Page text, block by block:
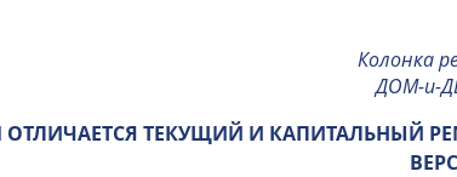
Колонка
ДОМ-и-
ОТЛИЧАЕТСЯ ТЕКУЩИЙ И КАПИТАЛЬНЫЙ